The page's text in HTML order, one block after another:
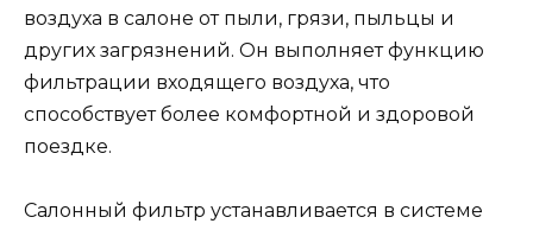
воздуха в салоне от пыли, грязи, пыльцы и
других загрязнений. Он выполняет функцию
фильтрации входящего воздуха, что
способствует более комфортной и здоровой
поездке.
Салонный фильтр устанавливается в системе